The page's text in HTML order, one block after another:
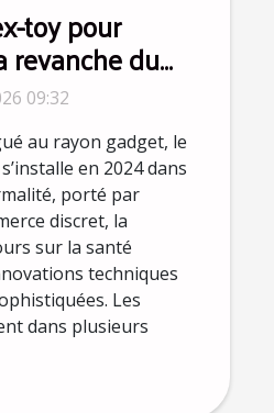
toy pour
revanche du
en
09:32
au rayon gadget, le
en 2024 dans
porté par
discret, la
sur la santé
techniques
Les
dans plusieurs